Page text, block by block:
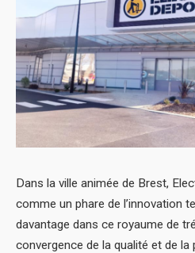
Dans la ville animée de Brest,
comme un phare de l’innovation
davantage dans ce royaume de
convergence de la qualité et de la